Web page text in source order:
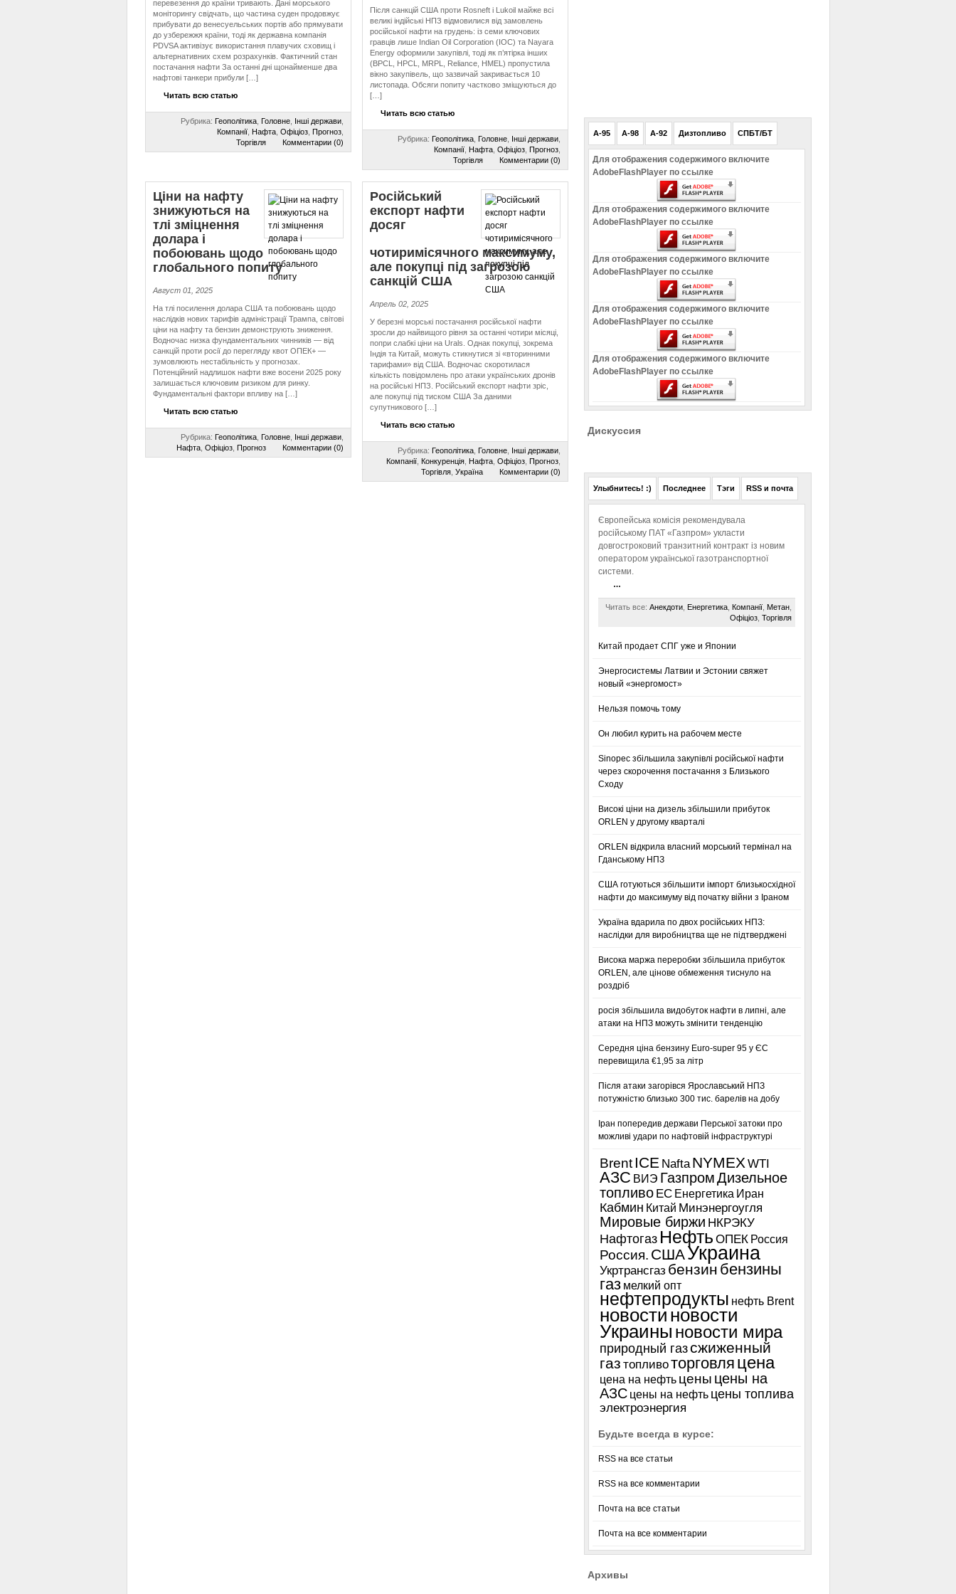
перевезення до країни тривають. Дані морського
моніторингу свідчать, що частина суден продовжує
прибувати до венесуельських портів або прямувати
до узбережжя країни, тоді як державна компанія
PDVSA активізує використання плавучих сховищ і
альтернативних схем розрахунків. Фактичний стан
постачання нафти За останні дні щонайменше два
нафтові танкери прибули […]
Читать всю статью
Рубрика: Геополітика, Головне, Інші держави,
Компанії, Нафта, Офіціоз, Прогноз,
Торгівля
Комментарии (0)
Після санкцій США проти Rosneft і Lukoil майже всі
великі індійські НПЗ відмовилися від замовлень
російської нафти на грудень: із семи ключових
гравців лише Indian Oil Corporation (IOC) та Nayara
Energy оформили закупівлі, тоді як п’ятірка інших
(BPCL, HPCL, MRPL, Reliance, HMEL) пропустила
вікно закупівель, що зазвичай закривається 10
листопада. Обсяги попиту частково зміщуються до
[…]
Читать всю статью
Рубрика: Геополітика, Головне, Інші держави,
Компанії, Нафта, Офіціоз, Прогноз,
Торгівля
Комментарии (0)
Ціни на нафту
знижуються на
тлі зміцнення
долара і
побоювань щодо
глобального попиту
Август 01, 2025
На тлі посилення долара США та побоювань щодо
наслідків нових тарифів адміністрації Трампа, світові
ціни на нафту та бензин демонструють зниження.
Водночас низка фундаментальних чинників — від
санкцій проти росії до перегляду квот ОПЕК+ —
зумовлюють нестабільність у прогнозах.
Потенційний надлишок нафти вже восени 2025 року
залишається ключовим ризиком для ринку.
Фундаментальні фактори впливу на […]
Читать всю статью
Рубрика: Геополітика, Головне, Інші держави,
Нафта, Офіціоз, Прогноз Комментарии (0)
Російський
експорт нафти
досяг
чотиримісячного максимуму,
але покупці під загрозою
санкцій США
Апрель 02, 2025
У березні морські постачання російської нафти
зросли до найвищого рівня за останні чотири місяці,
попри слабкі ціни на Urals. Однак покупці, зокрема
Індія та Китай, можуть стикнутися зі «вторинними
тарифами» від США. Водночас скоротилася
кількість повідомлень про атаки українських дронів
на російські НПЗ. Російський експорт нафти зріс,
але покупці під тиском США За даними
супутникового […]
Читать всю статью
Рубрика: Геополітика, Головне, Інші держави,
Компанії, Конкуренція, Нафта, Офіціоз, Прогноз,
Торгівля, Україна Комментарии (0)
A-95 A-98 A-92 Дизтопливо СПБТ/БТ
Для отображения содержимого включите
AdobeFlashPlayer по ссылке
Для отображения содержимого включите
AdobeFlashPlayer по ссылке
Для отображения содержимого включите
AdobeFlashPlayer по ссылке
Для отображения содержимого включите
AdobeFlashPlayer по ссылке
Для отображения содержимого включите
AdobeFlashPlayer по ссылке
Дискуссия
Улыбнитесь! :) Последнее Тэги RSS и почта
Європейська комісія рекомендувала
російському ПАТ «Газпром» укласти
довгостроковий транзитний контракт із новим
оператором української газотранспортної
системи.
…
Читать все: Анекдоти, Енергетика, Компанії, Метан,
Офіціоз, Торгівля
Китай продает СПГ уже и Японии
Энергосистемы Латвии и Эстонии свяжет
новый «энергомост»
Нельзя помочь тому
Он любил курить на рабочем месте
Sinopec збільшила закупівлі російської нафти
через скорочення постачання з Близького
Сходу
Високі ціни на дизель збільшили прибуток
ORLEN у другому кварталі
ORLEN відкрила власний морський термінал на
Гданському НПЗ
США готуються збільшити імпорт близькосхідної
нафти до максимуму від початку війни з Іраном
Україна вдарила по двох російських НПЗ:
наслідки для виробництва ще не підтверджені
Висока маржа переробки збільшила прибуток
ORLEN, але цінове обмеження тиснуло на
роздріб
росія збільшила видобуток нафти в липні, але
атаки на НПЗ можуть змінити тенденцію
Середня ціна бензину Euro-super 95 у ЄС
перевищила €1,95 за літр
Після атаки загорівся Ярославський НПЗ
потужністю близько 300 тис. барелів на добу
Іран попередив держави Перської затоки про
можливі удари по нафтовій інфраструктурі
Brent ICE Nafta NYMEXWTI
АЗС ВИЭ ГазпромДизельное
топливо ЕС Енергетика Иран
Кабмин Китай Минэнергоугля
Мировые биржи НКРЭКУ
Нафтогаз Нефть ОПЕК Россия
Россия. СШАУкраина
Укртрансгаз бензин бензины
газ мелкий опт
нефтепродукты нефть Brent
новости новости
Украины новости мира
природный газсжиженный
газ топливоторговля цена
цена на нефть цены цены на
АЗС цены на нефть цены топлива
электроэнергия
Будьте всегда в курсе:
RSS на все статьи
RSS на все комментарии
Почта на все статьи
Почта на все комментарии
Архивы